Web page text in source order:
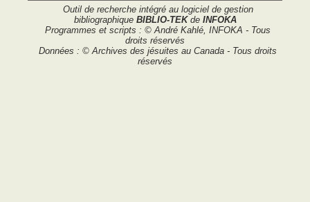
Outil de recherche intégré au logiciel de gestion
bibliographique BIBLIO-TEKde INFOKA
Programmes et scripts : © André Kahlé, INFOKA - Tous
droits réservés
Données : © Archives des jésuites au Canada - Tous droits
réservés